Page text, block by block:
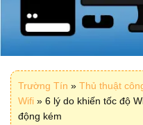
Trường Tín » Thủ thuật
Wifi » 6 lý do khiến tốc độ
động kém